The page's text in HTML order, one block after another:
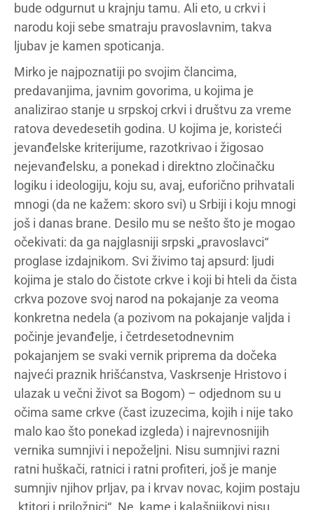
bude odgurnut u krajnju tamu. Ali eto, u crkvi i
narodu koji sebe smatraju pravoslavnim, takva
ljubav je kamen spoticanja.
Mirko je najpoznatiji po svojim člancima,
predavanjima, javnim govorima, u kojima je
analizirao stanje u srpskoj crkvi i društvu za vreme
ratova devedesetih godina. U kojima je, koristeći
jevanđelske kriterijume, razotkrivao i žigosao
nejevanđelsku, a ponekad i direktno zločinačku
logiku i ideologiju, koju su, avaj, euforično prihvatali
mnogi (da ne kažem: skoro svi) u Srbiji i koju mnogi
još i danas brane. Desilo mu se nešto što je mogao
očekivati: da ga najglasniji srpski „pravoslavci“
proglase izdajnikom. Svi živimo taj apsurd: ljudi
kojima je stalo do čistote crkve i koji bi hteli da čista
crkva pozove svoj narod na pokajanje za veoma
konkretna nedela (a pozivom na pokajanje valjda i
počinje jevanđelje, i četrdesetodnevnim
pokajanjem se svaki vernik priprema da dočeka
najveći praznik hrišćanstva, Vaskrsenje Hristovo i
ulazak u večni život sa Bogom) – odjednom su u
očima same crkve (čast izuzecima, kojih i nije tako
malo kao što ponekad izgleda) i najrevnosnijih
vernika sumnjivi i nepoželjni. Nisu sumnjivi razni
ratni huškači, ratnici i ratni profiteri, još je manje
sumnjiv njihov prljav, pa i krvav novac, kojim postaju
„ktitori i priložnici“. Ne, kame i kalašnjikovi nisu